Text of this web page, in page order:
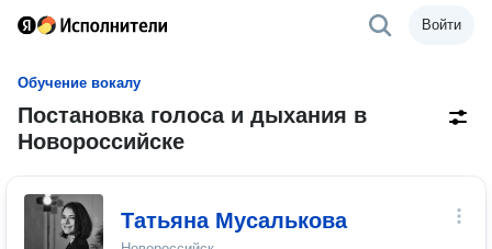
Войти
Обучение вокалу
Постановка голоса и дыхания в
Новороссийске
Татьяна Мусалькова